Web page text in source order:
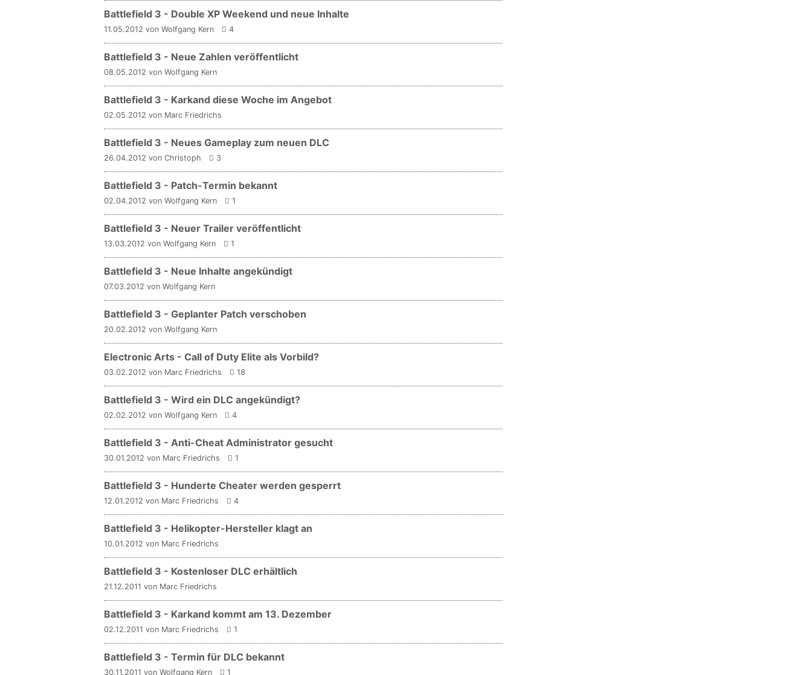
Battlefield 3 - Double XP Weekend und neue Inhalte
11.05.2012 von Wolfgang Kern 4
Battlefield 3 - Neue Zahlen veröffentlicht
08.05.2012 von Wolfgang Kern
Battlefield 3 - Karkand diese Woche im Angebot
02.05.2012 von Marc Friedrichs
Battlefield 3 - Neues Gameplay zum neuen DLC
26.04.2012 von Christoph 3
Battlefield 3 - Patch-Termin bekannt
02.04.2012 von Wolfgang Kern 1
Battlefield 3 - Neuer Trailer veröffentlicht
13.03.2012 von Wolfgang Kern 1
Battlefield 3 - Neue Inhalte angekündigt
07.03.2012 von Wolfgang Kern
Battlefield 3 - Geplanter Patch verschoben
20.02.2012 von Wolfgang Kern
Electronic Arts - Call of Duty Elite als Vorbild?
03.02.2012 von Marc Friedrichs 18
Battlefield 3 - Wird ein DLC angekündigt?
02.02.2012 von Wolfgang Kern 4
Battlefield 3 - Anti-Cheat Administrator gesucht
30.01.2012 von Marc Friedrichs 1
Battlefield 3 - Hunderte Cheater werden gesperrt
12.01.2012 von Marc Friedrichs 4
Battlefield 3 - Helikopter-Hersteller klagt an
10.01.2012 von Marc Friedrichs
Battlefield 3 - Kostenloser DLC erhältlich
21.12.2011 von Marc Friedrichs
Battlefield 3 - Karkand kommt am 13. Dezember
02.12.2011 von Marc Friedrichs 1
Battlefield 3 - Termin für DLC bekannt
30.11.2011 von Wolfgang Kern 1